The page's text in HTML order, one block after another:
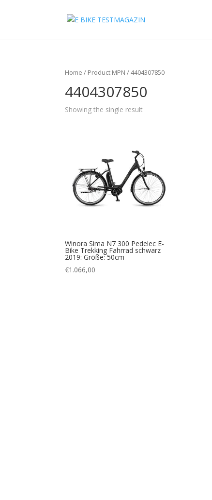
Home / Product MPN / 4404307850
4404307850
Showing the single result
Winora Sima N7 300 Pedelec E-
Bike Trekking Fahrrad schwarz
2019: Größe: 50cm
€1.066,00